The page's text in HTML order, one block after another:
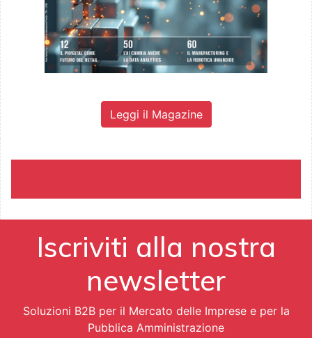
Leggi il Magazine
Iscriviti alla nostra
newsletter
Soluzioni B2B per il Mercato delle Imprese e per la
Pubblica Amministrazione